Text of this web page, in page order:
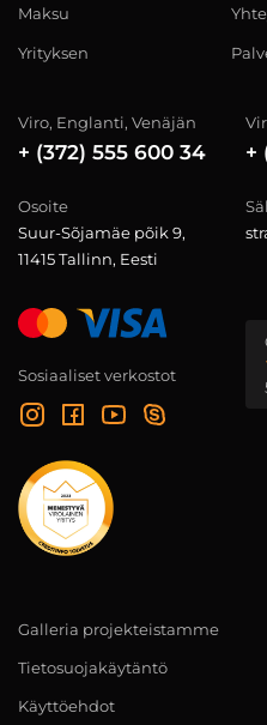
Maksu
Yrityksen
Viro, Englanti, Venäjän
+ (372) 555 600 34 +
Osoite
Suur-Sõjamäe põik 9,
11415 Tallinn, Eesti
Sosiaaliset verkostot
Galleria projekteistamme
Tietosuojakäytäntö
Käyttöehdot